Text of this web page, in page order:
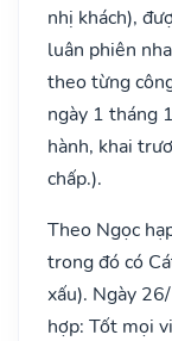
nhị khách),
luân phiên
theo từng
ngày 1 tháng
hành, khai
chấp.).
Theo Ngọc
trong đó có
xấu). Ngày
hợp: Tốt mọi